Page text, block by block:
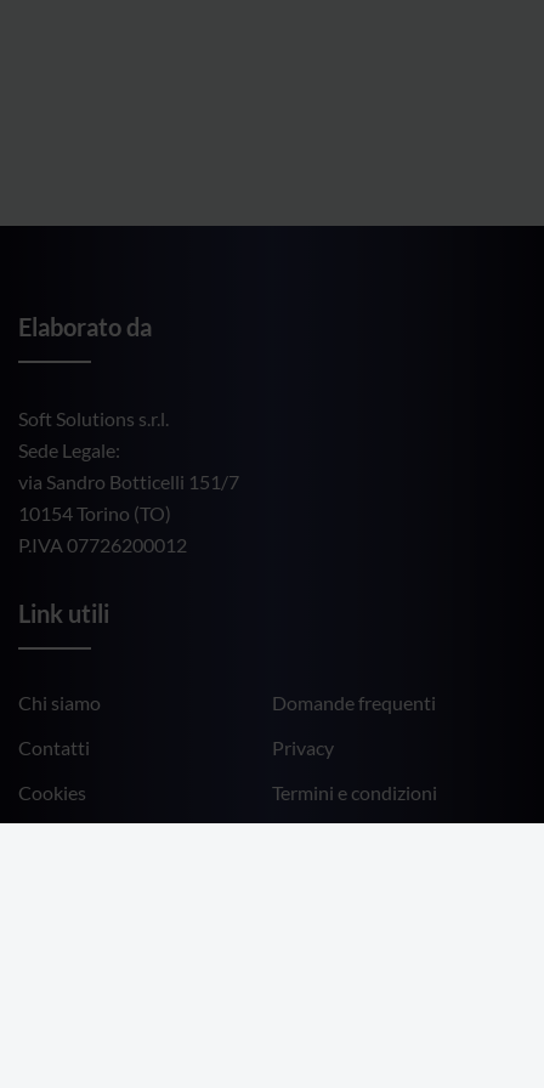
Elaborato da
Soft Solutions s.r.l.
Sede Legale:
via Sandro Botticelli 151/7
10154 Torino (TO)
P.IVA 07726200012
Link utili
Chi siamo
Domande frequenti
Contatti
Privacy
Cookies
Termini e condizioni